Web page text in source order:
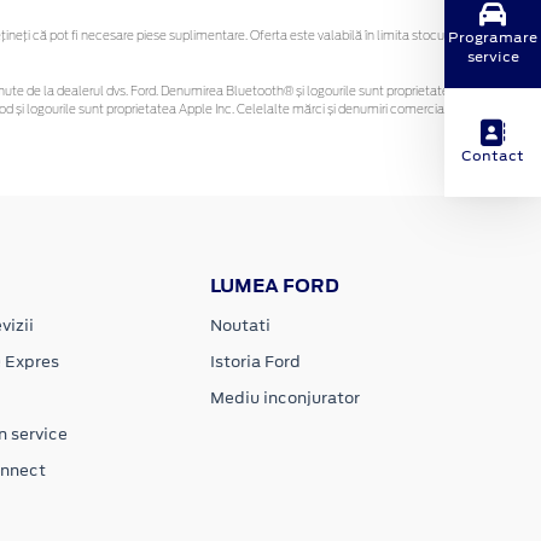
că pot fi necesare piese suplimentare. Oferta este valabilă în limita stocului
de la dealerul dvs. Ford. Denumirea Bluetooth® și logourile sunt proprietatea
și logourile sunt proprietatea Apple Inc. Celelalte mărci și denumiri comerciale sunt
Expres
service
LUMEA FORD
Noutati
Istoria Ford
Mediu inconjurator
Programare
service
Contact